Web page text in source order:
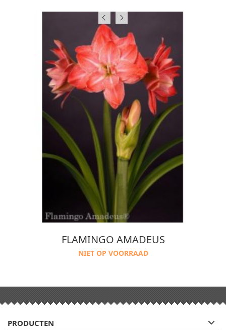
FLAMINGO AMADEUS
NIET OP VOORRAAD
PRODUCTEN 